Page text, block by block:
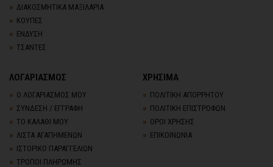
ΔΙΑΚΟΣΜΗΤΙΚΑ ΜΑΞΙΛΑΡΙΑ
ΚΟΥΠΕΣ
ΕΝΔΥΣΗ
ΤΣΑΝΤΕΣ
ΛΟΓΑΡΙΑΣΜΟΣ
Ο ΛΟΓΑΡΙΑΣΜΟΣ ΜΟΥ
ΣΥΝΔΕΣΗ / ΕΓΓΡΑΦΗ
ΤΟ ΚΑΛΑΘΙ ΜΟΥ
ΛΙΣΤΑ ΑΓΑΠΗΜΕΝΩΝ
ΙΣΤΟΡΙΚΟ ΠΑΡΑΓΓΕΛΙΩΝ
ΤΡΟΠΟΙ ΠΛΗΡΩΜΗΣ
ΧΡΗΣΙΜΑ
ΠΟΛΙΤΙΚΗ ΑΠΟΡΡΗΤΟΥ
ΠΟΛΙΤΙΚΗ ΕΠΙΣΤΡΟΦΩΝ
ΟΡΟΙ ΧΡΗΣΗΣ
ΕΠΙΚΟΙΝΩΝΙΑ